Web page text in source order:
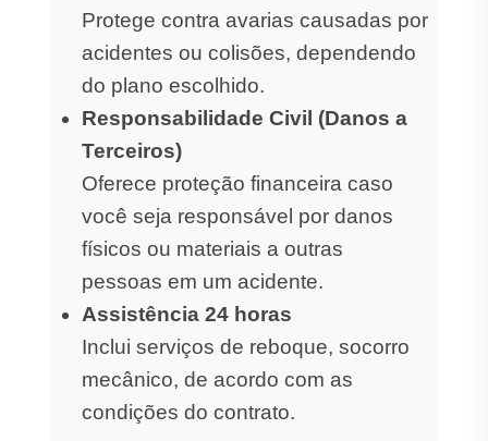
Protege contra avarias causadas por
acidentes ou colisões, dependendo
do plano escolhido.
Responsabilidade Civil (Danos a
Terceiros)
Oferece proteção financeira caso
você seja responsável por danos
físicos ou materiais a outras
pessoas em um acidente.
Assistência 24 horas
Inclui serviços de reboque, socorro
mecânico, de acordo com as
condições do contrato.